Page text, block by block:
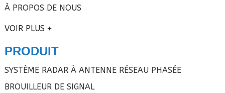
À PROPOS DE NOUS
VOIR PLUS
PRODUIT
SYSTÈME RADAR À ANTENNE RÉSEAU PHASÉE
BROUILLEUR DE SIGNAL